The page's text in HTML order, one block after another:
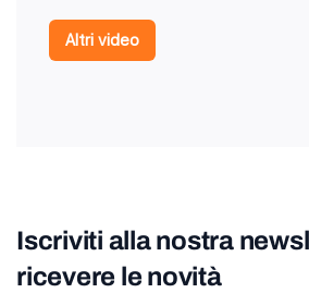
Altri video
Iscriviti alla nostra
ricevere le novità